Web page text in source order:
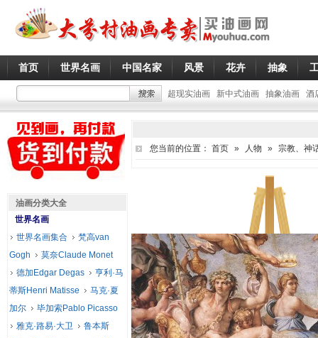
首页 世界名画 中国名家 风景 花卉 抽象
超现实油画 新中式油画 抽象油画 酒
您当前的位置： 首页 » 人物 » 宗教、神
油画分类大全
世界名画
世界名画集合
梵高van
Gogh
莫奈Claude Monet
德加Edgar Degas
亨利·马
蒂斯Henri Matisse
马克·夏
加尔
毕加索Pablo Picasso
雅克·路易·大卫
鲁本斯